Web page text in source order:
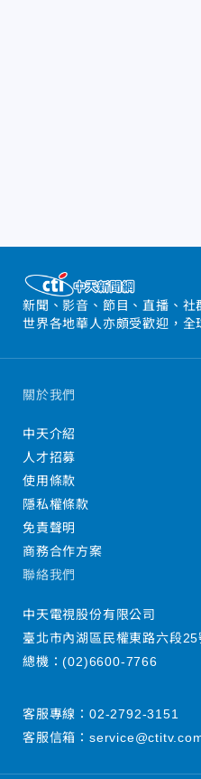
新聞、影音、節目、直播、
世界各地華人亦頗受歡迎，全
關於我們
中天介紹
人才招募
使用條款
隱私權條款
免責聲明
商務合作方案
聯絡我們
中天電視股份有限公司
臺北市內湖區民權東路六段25
總機：(02)6600-7766
客服專線： 02-2792-3151
客服信箱：